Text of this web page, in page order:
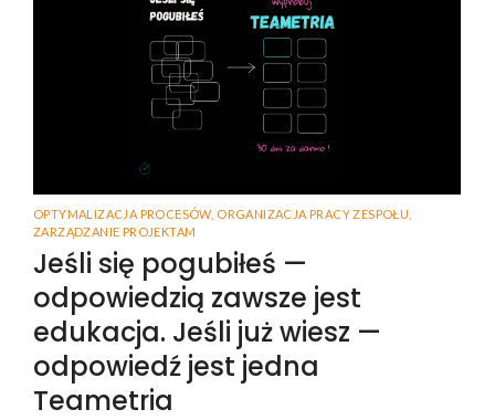
OPTYMALIZACJA PROCESÓW, ORGANIZACJA PRACY ZESPOŁU
ZARZĄDZANIE PROJEKTAM
Jeśli się pogubiłeś —
odpowiedzią zawsze jest
edukacja. Jeśli już wiesz —
odpowiedź jest jedna
Teametria